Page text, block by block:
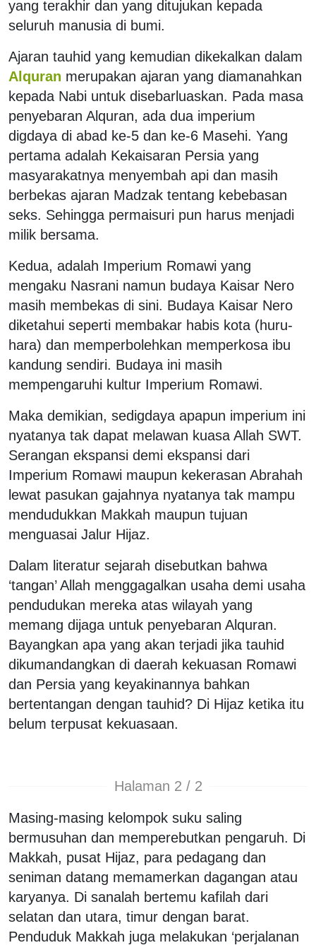
yang terakhir dan yang ditujukan kepada
seluruh manusia di bumi.
Ajaran tauhid yang kemudian dikekalkan dalam
Alquran merupakan ajaran yang diamanahkan
kepada Nabi untuk disebarluaskan. Pada masa
penyebaran Alquran, ada dua imperium
digdaya di abad ke-5 dan ke-6 Masehi. Yang
pertama adalah Kekaisaran Persia yang
masyarakatnya menyembah api dan masih
berbekas ajaran Madzak tentang kebebasan
seks. Sehingga permaisuri pun harus menjadi
milik bersama.
Kedua, adalah Imperium Romawi yang
mengaku Nasrani namun budaya Kaisar Nero
masih membekas di sini. Budaya Kaisar Nero
diketahui seperti membakar habis kota (huru-
hara) dan memperbolehkan memperkosa ibu
kandung sendiri. Budaya ini masih
mempengaruhi kultur Imperium Romawi.
Maka demikian, sedigdaya apapun imperium ini
nyatanya tak dapat melawan kuasa Allah SWT.
Serangan ekspansi demi ekspansi dari
Imperium Romawi maupun kekerasan Abrahah
lewat pasukan gajahnya nyatanya tak mampu
mendudukkan Makkah maupun tujuan
menguasai Jalur Hijaz.
Dalam literatur sejarah disebutkan bahwa
‘tangan’ Allah menggagalkan usaha demi usaha
pendudukan mereka atas wilayah yang
memang dijaga untuk penyebaran Alquran.
Bayangkan apa yang akan terjadi jika tauhid
dikumandangkan di daerah kekuasan Romawi
dan Persia yang keyakinannya bahkan
bertentangan dengan tauhid? Di Hijaz ketika itu
belum terpusat kekuasaan.
Halaman 2 / 2
Masing-masing kelompok suku saling
bermusuhan dan memperebutkan pengaruh. Di
Makkah, pusat Hijaz, para pedagang dan
seniman datang memamerkan dagangan atau
karyanya. Di sanalah bertemu kafilah dari
selatan dan utara, timur dengan barat.
Penduduk Makkah juga melakukan ‘perjalanan